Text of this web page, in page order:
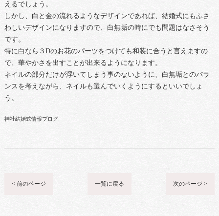
えるでしょう。
しかし、白と金の流れるようなデザインであれば、結婚式にもふさ
わしいデザインになりますので、白無垢の時にでも問題はなさそう
です。
特に白なら３Dのお花のパーツをつけても和装に合うと言えますの
で、華やかさを出すことが出来るようになります。
ネイルの部分だけが浮いてしまう事のないように、白無垢とのバラ
ンスを考えながら、ネイルも選んでいくようにするといいでしょ
う。
神社結婚式情報ブログ
< 前のページ 一覧に戻る 次のページ >